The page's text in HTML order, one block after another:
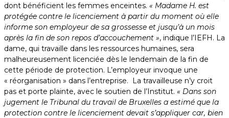
dont bénéficient les femmes enceintes. « Madame H. est
protégée contre le licenciement à partir du moment où elle
informe son employeur de sa grossesse et jusqu’à un mois
après la fin de son repos d’accouchement », indique l’IEFH. La
dame, qui travaille dans les ressources humaines, sera
malheureusement licenciée dès le lendemain de la fin de
cette période de protection. L’employeur invoque une
« réorganisation » dans l’entreprise. La travailleuse n’y croit
pas et porte plainte, avec le soutien de l’Institut. « Dans son
jugement le Tribunal du travail de Bruxelles a estimé que la
protection contre le licenciement devait s’appliquer car, bien